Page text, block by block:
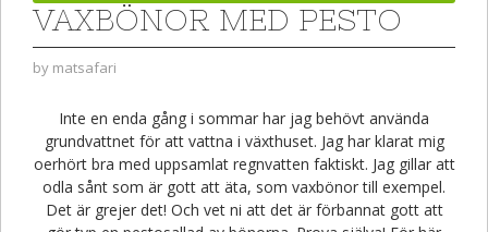
VAXBÖNOR MED PESTO
by matsafari
Inte en enda gång i sommar har jag behövt använda
grundvattnet för att vattna i växthuset. Jag har klarat mig
oerhört bra med uppsamlat regnvatten faktiskt. Jag gillar att
odla sånt som är gott att äta, som vaxbönor till exempel.
Det är grejer det! Och vet ni att det är förbannat gott att